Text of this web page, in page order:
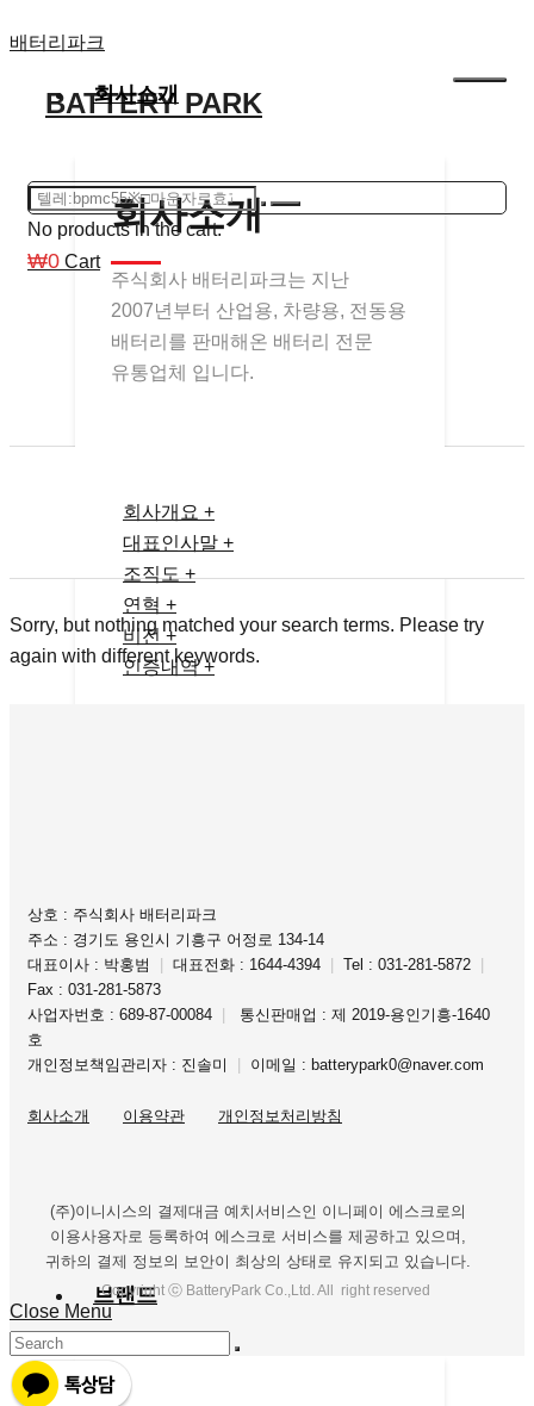
Skip
content
배터리파크
BATTERY PARK
회사소개
회사소개
주식회사 배터리파크는 지난
2007년부터 산업용, 차량용, 전동용
배터리를 판매해온 배터리 전문
유통업체 입니다.
회사개요 +
대표인사말 +
조직도 +
연혁 +
비전 +
인증내역 +
브랜드
No products in the cart.
₩0 Cart
Sorry, but nothing matched your search terms. Please try
again with different keywords.
상호 : 주식회사 배터리파크
주소 : 경기도 용인시 기흥구 어정로 134-14
대표이사 : 박홍범
대표전화 : 1644-4394 Tel : 031-281-5872
Fax : 031-281-5873
사업자번호 : 689-87-00084
통신판매업 : 제 2019-용인기흥-1640
호
개인정보책임관리자 : 진솔미
이메일 : batterypark0@naver.com
회사소개 이용약관 개인정보처리방침
(주)이니시스의 결제대금 예치서비스인 이니페이 에스크로의
이용사용자로 등록하여 에스크로 서비스를 제공하고 있으며,
귀하의 결제 정보의 보안이 최상의 상태로 유지되고 있습니다.
Copyright ⓒ BatteryPark Co.,Ltd. All right reserved
Close Menu